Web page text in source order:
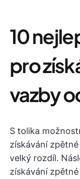
10
pro
vazby
S tolika
získávání
velký rozdíl.
získávání